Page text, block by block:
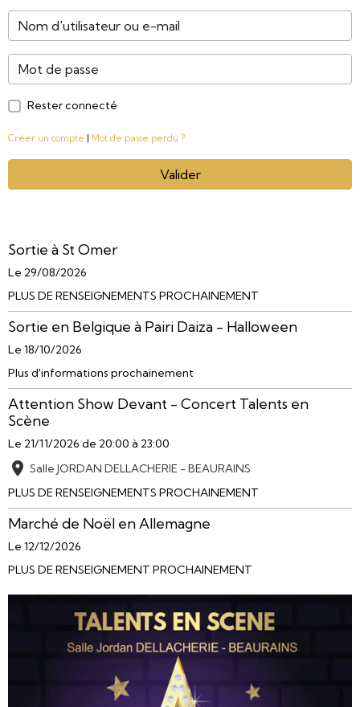
Rester connecté
Créer un compte Mot de passe perdu ?
Valider
Sortie à St Omer
Le 29/08/2026
PLUS DE RENSEIGNEMENTS PROCHAINEMENT
Sortie en Belgique à Pairi Daiza - Halloween
Le 18/10/2026
Plus d'informations prochainement
Attention Show Devant - Concert Talents en
Scène
Le 21/11/2026 de 20:00 à 23:00
Salle JORDAN DELLACHERIE - BEAURAINS
PLUS DE RENSEIGNEMENTS PROCHAINEMENT
Marché de Noël en Allemagne
Le 12/12/2026
PLUS DE RENSEIGNEMENT PROCHAINEMENT